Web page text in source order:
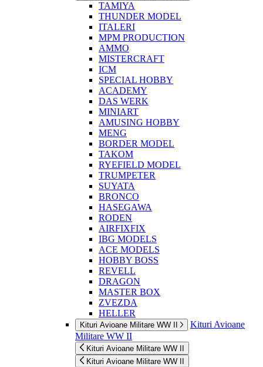
TAMIYA
THUNDER MODEL
ITALERI
MPM PRODUCTION
AMMO
MISTERCRAFT
ICM
SPECIAL HOBBY
ACADEMY
DAS WERK
MINIART
AMUSING HOBBY
MENG
BORDER MODEL
TAKOM
RYEFIELD MODEL
TRUMPETER
SUYATA
BRONCO
HASEGAWA
RODEN
AIRFIXFIX
IBG MODELS
ACE MODELS
HOBBY BOSS
REVELL
DRAGON
MASTER BOX
ZVEZDA
HELLER
Kituri Avioane Militare WW II
Kituri Avioane
Militare WW II
Kituri Avioane Militare WW II
Kituri Avioane Militare WW II